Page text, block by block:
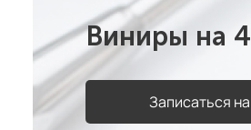
Виниры на
Записаться